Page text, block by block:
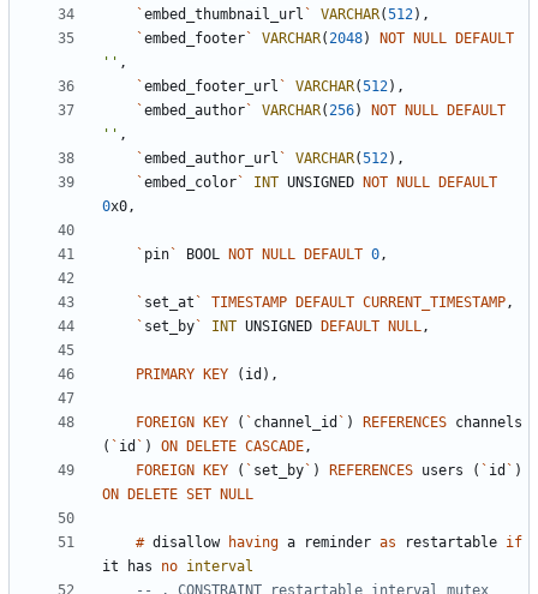
`embed_thumbnail_url ` VARCHAR(512) ,
`embed_footer ` VARCHAR(2048) NOT NULL
DEFAULT
' ' ,
`embed_footer_url ` VARCHAR(512) ,
`embed_author ` VARCHAR(256) NOT NULL
DEFAULT
' ' ,
`embed_author_url ` VARCHAR(512) ,
`embed_color ` INT UNSIGNED NOT NULL
DEFAULT
0x0,
` pin ` BOOL NOT NULL DEFAULT 0,
` set_at ` TIMESTAMP DEFAULT CURRENT_TIMESTAMP,
` set_by ` INT UNSIGNED DEFAULT NULL,
PRIMARY KEY ( id ) ,
FOREIGN KEY ( ` channel_id ` ) REFERENCES channels
( ` id ` ) ON DELETE CASCADE,
FOREIGN
KEY ( ` set_by ` ) REFERENCES users ( ` id ` )
ON
DELETE SET NULL
# disallow having a reminder as restartable if
it
has no interval